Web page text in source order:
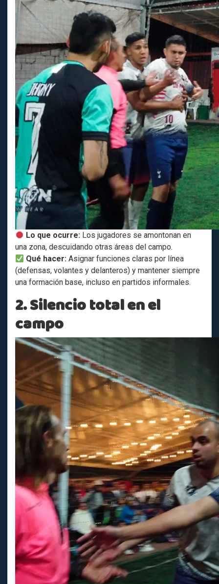
Lo que ocurre: Los jugadores se amontonan en
una zona, descuidando otras áreas del campo.
Qué hacer: Asignar funciones claras por línea
(defensas, volantes y delanteros) y mantener siempre
una formación base, incluso en partidos informales.
2. Silencio total en el
campo